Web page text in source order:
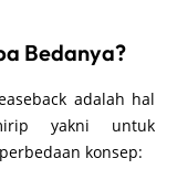
Bedanya?
adalah hal
yakni untuk
konsep: